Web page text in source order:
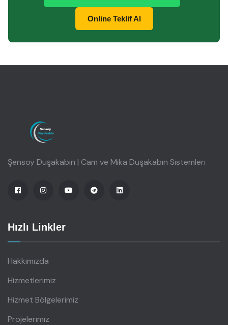
Online Teklif Al
Şensoy Duşakabin | Cam ve Mika Duşakabin Sistemleri
Hızlı Linkler
Hakkımızda
Hizmetlerimiz
Hizmet Bölgelerimiz
Projelerimiz